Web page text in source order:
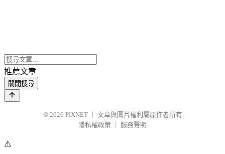
推薦文章
關閉搜尋
© 2026 PIXNET
文章與圖片權利屬原作者所有
隱私權政策
服務聲明
⚠️